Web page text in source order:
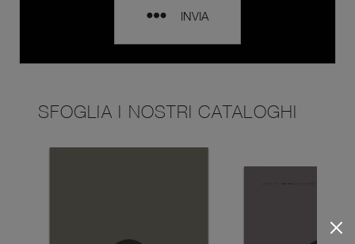
INVIA
SFOGLIA I NOSTRI CATALOGHI